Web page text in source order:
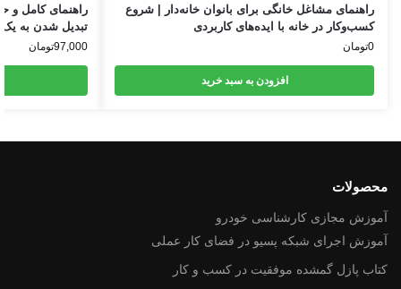
راهنمای مشاغل خانگی برای بانوان خانه‌دار | شروع
کسب‌وکار در خانه با ایده‌های کاربردی
0تومان
افزودن به سبد خرید
راهنمای کامل و
تبدیل شدن به یک
97,000تومان
محصولات
آموزش مجازی کارشناسی خودرو
آموزش اجرای شبکه پسیو در فضای کار عملی
کتاب پازل گمشده موفقیت در کسب و کار